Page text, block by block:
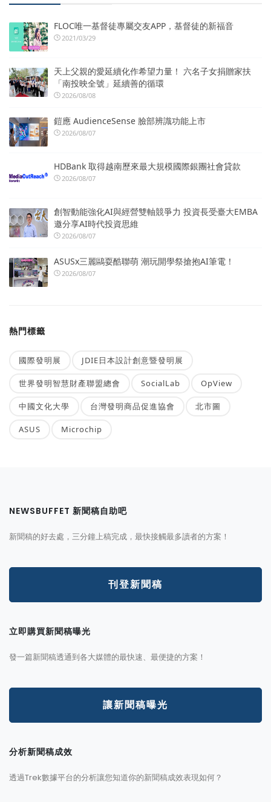
FLOC唯一基督徒專屬交友APP，基督徒的新福音
2021/03/29
天上父親的愛延續化作希望力量！ 六名子女捐贈家扶
「南投映全號」延續善的循環
2026/08/08
鎧應 AudienceSense 臉部辨識功能上市
2026/08/07
HDBank 取得越南歷來最大規模國際銀團社會貸款
2026/08/07
創智動能強化AI與經營雙軸競爭力 投資長受臺大EMBA
邀分享AI時代投資思維
2026/08/07
ASUSx三麗鷗耍酷聯萌 潮玩開學祭搶抱AI筆電！
2026/08/07
熱門標籤
國際發明展 JDIE日本設計創意暨發明展
世界發明智慧財產聯盟總會 SocialLab OpView
中國文化大學 台灣發明商品促進協會 北市圖
ASUS Microchip
NEWSBUFFET 新聞稿自助吧
新聞稿的好去處，三分鐘上稿完成，最快接觸最多讀者的方案！
刊登新聞稿
立即購買新聞稿曝光
發一篇新聞稿透通到各大媒體的最快速、最便捷的方案！
讓新聞稿曝光
分析新聞稿成效
透過Trek數據平台的分析讓您知道你的新聞稿成效表現如何？